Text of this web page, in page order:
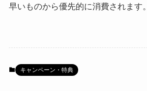
早いものから優先的に消費されます。
キャンペーン・特典